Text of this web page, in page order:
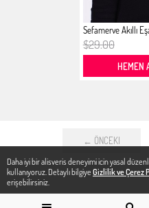
Daha iyi bir alisveris deneyimi icin yasal
kullanıyoruz. Detaylı bilgiye Gizlilik ve Çerez
erişebilirsiniz.
Sefamerve Akıllı
$29.00
HEMEN
← ÖNCEKI